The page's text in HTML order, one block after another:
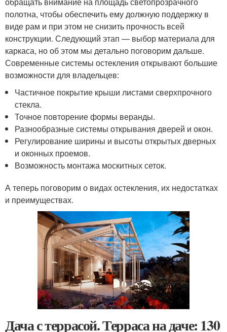
полотна, чтобы обеспечить ему должную поддержку в
виде рам и при этом не снизить прочность всей
конструкции. Следующий этап — выбор материала для
каркаса, но об этом мы детально поговорим дальше.
Современные системы остекления открывают большие
возможности для владельцев:
Частичное покрытие крыши листами сверхпрочного
стекла.
Точное повторение формы веранды.
Разнообразные системы открывания дверей и окон.
Регулирование ширины и высоты открытых дверных
и оконных проемов.
Возможность монтажа москитных сеток.
А теперь поговорим о видах остекления, их недостатках
и преимуществах.
Дача с террасой. Терраса на даче: 130